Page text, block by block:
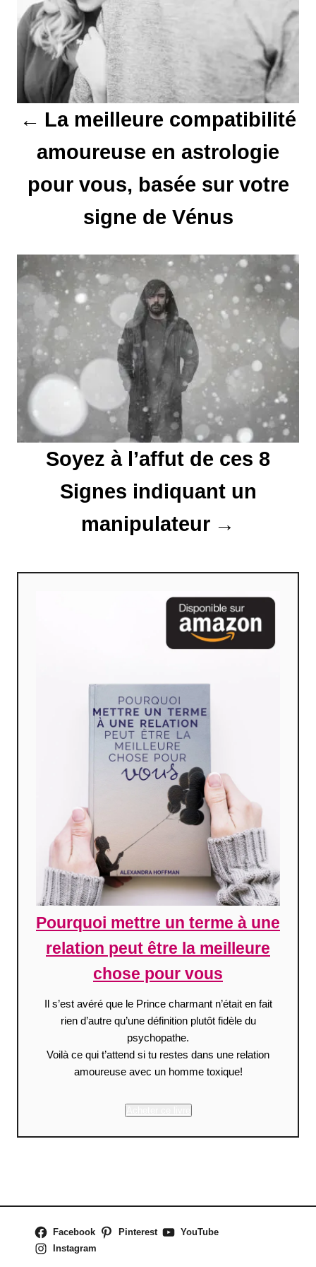
g
l
a
r
t
i
La meilleure compatibilité
amoureuse en astrologie
pour vous, basée sur votre
signe de Vénus
Soyez à l’affut de ces 8
Signes indiquant un
manipulateur
Pourquoi mettre un terme à une
relation peut être la meilleure
chose pour vous
Il s’est avéré que le Prince charmant n’était en fait
rien d’autre qu’une définition plutôt fidèle du
psychopathe.
Voilà ce qui t’attend si tu restes dans une relation
amoureuse avec un homme toxique!
Facebook Pinterest
YouTube
Instagram